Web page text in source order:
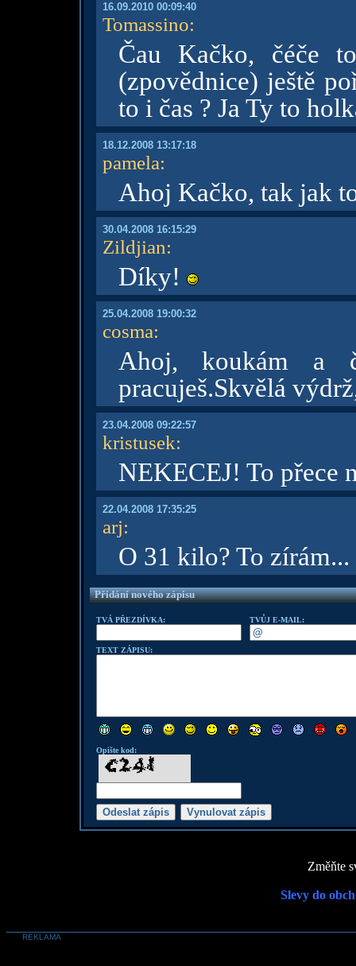
16.09.2010 00:09:40
Tomassino:
Čau Kačko, čéče
(zpovědnice) ještě
to i čas ? Ja Ty to
18.12.2008 13:17:18
pamela:
Ahoj Kačko, tak jak
30.04.2008 16:15:29
Zildjian:
Díky!
25.04.2008 19:00:32
cosma:
Ahoj, koukám a
pracuješ.Skvělá
23.04.2008 09:22:57
kristusek:
NEKECEJ! To přece
22.04.2008 17:35:25
arj:
O 31 kilo? To
Přidání nového zápisu
TVÁ PŘEZDÍVKA: TVŮJ E-MAIL:
TEXT ZÁPISU:
Opište kod:
Změňte
Slevy do
REKLAMA